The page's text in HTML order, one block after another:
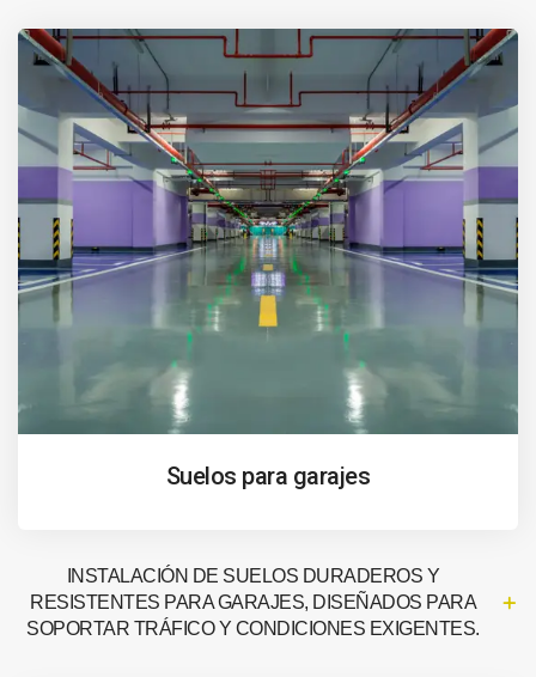
Suelos para garajes
INSTALACIÓN DE SUELOS DURADEROS Y
RESISTENTES PARA GARAJES, DISEÑADOS PARA
SOPORTAR TRÁFICO Y CONDICIONES EXIGENTES.